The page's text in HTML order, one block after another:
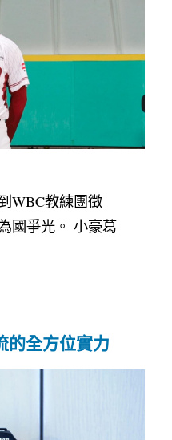
WBC教練團徵
國爭光。 小豪葛
的全方位實力